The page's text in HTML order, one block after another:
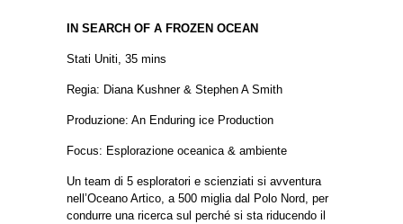
IN SEARCH OF A FROZEN OCEAN
Stati Uniti, 35 mins
Regia: Diana Kushner & Stephen A Smith
Produzione: An Enduring ice Production
Focus: Esplorazione oceanica & ambiente
Un team di 5 esploratori e scienziati si avventura
nell’Oceano Artico, a 500 miglia dal Polo Nord, per
condurre una ricerca sul perché si sta riducendo il